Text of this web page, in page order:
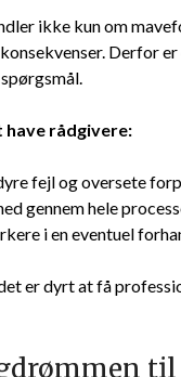
ikke kun om
Derfor
have rådgivere:
fejl og oversete
gennem hele
i en eventuel
er dyrt at få